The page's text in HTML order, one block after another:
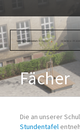
WIR
Fächer
Die an unserer
Stundentafel